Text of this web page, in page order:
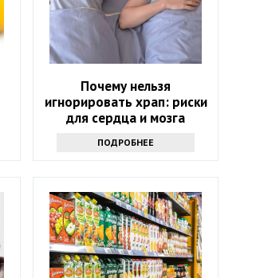
Почему нельзя
игнорировать храп: риски
для сердца и мозга
ПОДРОБНЕЕ